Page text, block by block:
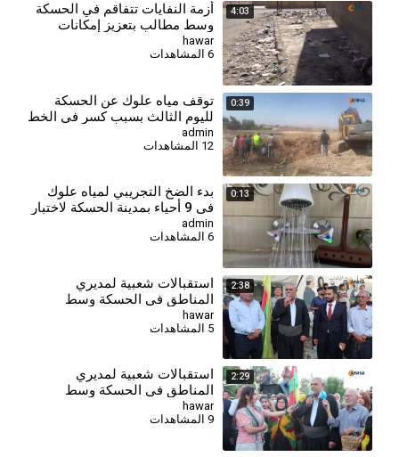
4:03
أزمة النفايات تتفاقم في الحسكة
وسط مطالب بتعزيز إمكانات
قطاع النظافة
hawar
6 المشاهدات
0:39
توقف مياه علوك عن الحسكة
لليوم الثالث بسبب كسر في الخط
الرئيس
admin
12 المشاهدات
0:13
بدء الضخ التجريبي لمياه علوك
في 9 أحياء بمدينة الحسكة لاختبار
الشبكة
admin
2:38
استقبالات شعبية لمديري
المناطق في الحسكة وسط
تأكيدات على خدمة المواطنين
وتعزيز التعايش
hawar
5 المشاهدات
2:29
استقبالات شعبية لمديري
المناطق في الحسكة وسط
تأكيدات على خدمة المواطنين
وتعزيز التعايش
hawar